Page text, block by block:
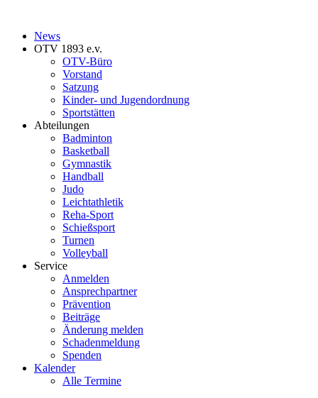
News
OTV 1893 e.v.
OTV-Büro
Vorstand
Satzung
Kinder- und Jugendordnung
Sportstätten
Abteilungen
Badminton
Basketball
Gymnastik
Handball
Judo
Leichtathletik
Reha-Sport
Schießsport
Turnen
Volleyball
Service
Anmelden
Ansprechpartner
Prävention
Beiträge
Änderung melden
Schadenmeldung
Spenden
Kalender
Alle Termine